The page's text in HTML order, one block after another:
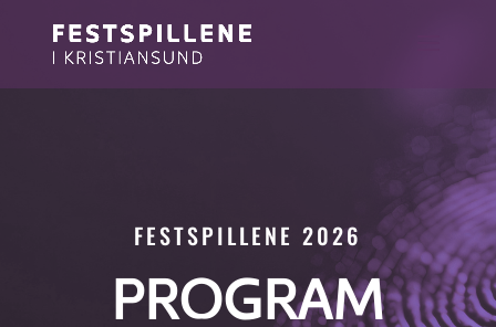
FESTSPILLENE 2026
PROGRAM